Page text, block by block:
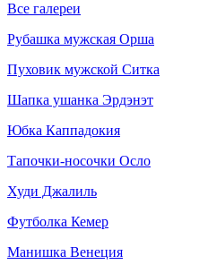
Все галереи
Рубашка мужская Орша
Пуховик мужской Ситка
Шапка ушанка Эрдэнэт
Юбка Каппадокия
Тапочки-носочки Осло
Худи Джалиль
Футболка Кемер
Манишка Венеция